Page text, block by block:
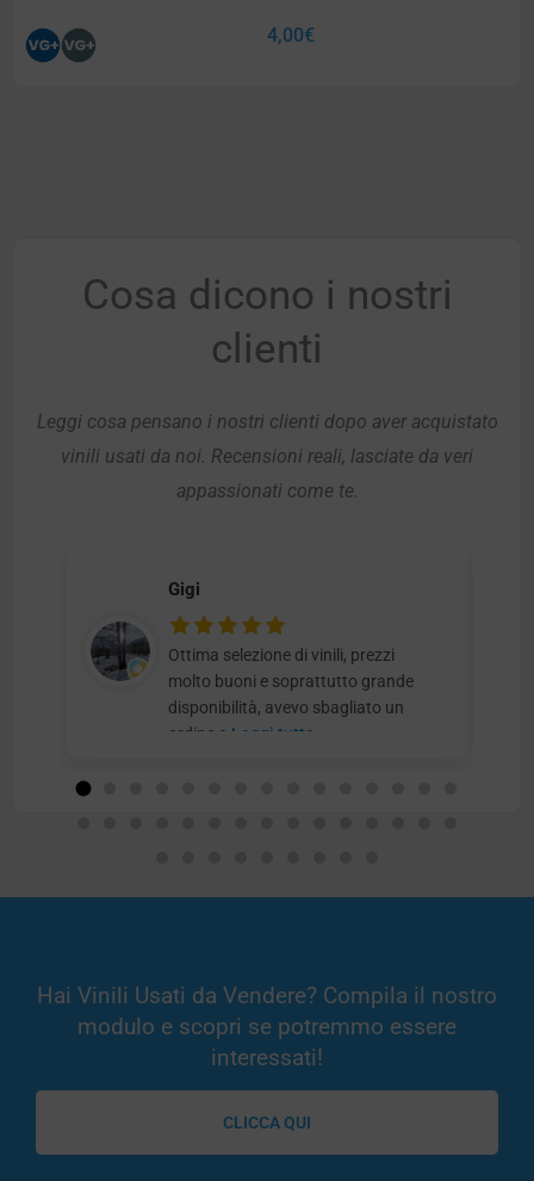
4,00€
Cosa dicono i nostri
clienti
Leggi cosa pensano i nostri clienti dopo aver acquistato
vinili usati da noi. Recensioni reali, lasciate da veri
appassionati come te.
Gigi
Ottima selezione di vinili, prezzi
molto buoni e soprattutto grande
disponibilità, avevo sbagliato un
ordine e Leggi tutto
Hai Vinili Usati da Vendere? Compila il nostro
modulo e scopri se potremmo essere
interessati!
CLICCA QUI